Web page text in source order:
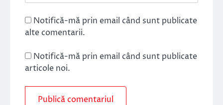
Notifică-mă prin email când sunt publicate
alte comentarii.
Notifică-mă prin email când sunt publicate
articole noi.